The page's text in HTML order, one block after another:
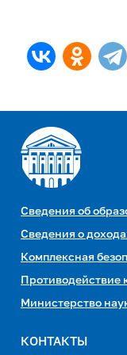
Сведения об
Сведения о
Комплексная
Противодействие
Министерство
КОНТАКТЫ